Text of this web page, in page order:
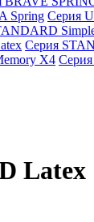
Spring Серия
Серия
X4
Latex